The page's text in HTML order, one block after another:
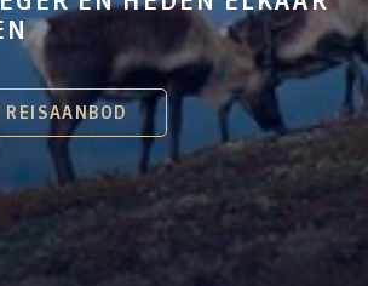
REISAANBOD